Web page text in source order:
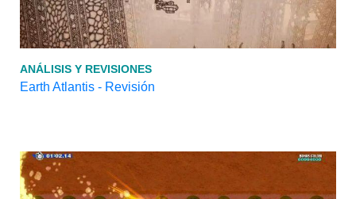
ANÁLISIS Y REVISIONES
Earth Atlantis - Revisión